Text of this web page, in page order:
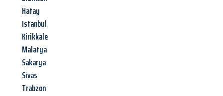
Hatay
Istanbul
Kirikkale
Malatya
Sakarya
Sivas
Trabzon